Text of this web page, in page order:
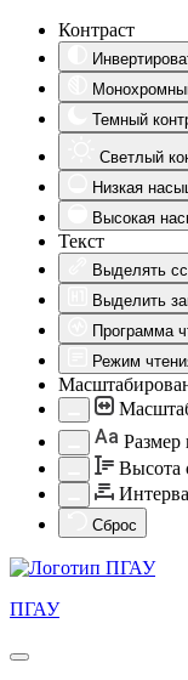
Контраст
Темный
Светлый
Низкая
Высокая
Текст
Выделять
Выделить
Программа
Режим
Aa
Высота
Сброс
ПГАУ